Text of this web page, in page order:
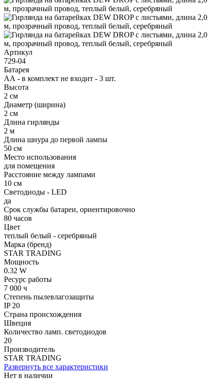
Артикул
729-04
Батарея
АА - в комплект не входит - 3 шт.
Высота
2 см
Диаметр (ширина)
2 см
Длина гирлянды
2 м
Длина шнура до первой лампы
50 см
Место использования
для помещения
Расстояние между лампами
10 см
Светодиоды - LED
да
Срок службы батареи, ориентировочно
80 часов
Цвет
теплый белый - серебряный
Марка (бренд)
STAR TRADING
Мощность
0.32 W
Ресурс работы
7 000 ч
Степень пылевлагозащиты
IP 20
Страна происхождения
Швеция
Количество ламп. светодиодов
20
Производитель
STAR TRADING
Развернуть все характеристики
Нет в наличии